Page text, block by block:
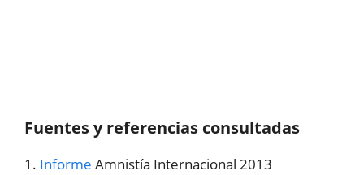
Fuentes y referencias consultadas
1. Informe Amnistía Internacional 2013